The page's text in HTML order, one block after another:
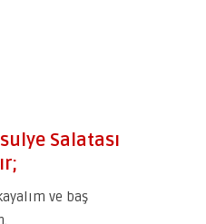
Salatası
ve baş